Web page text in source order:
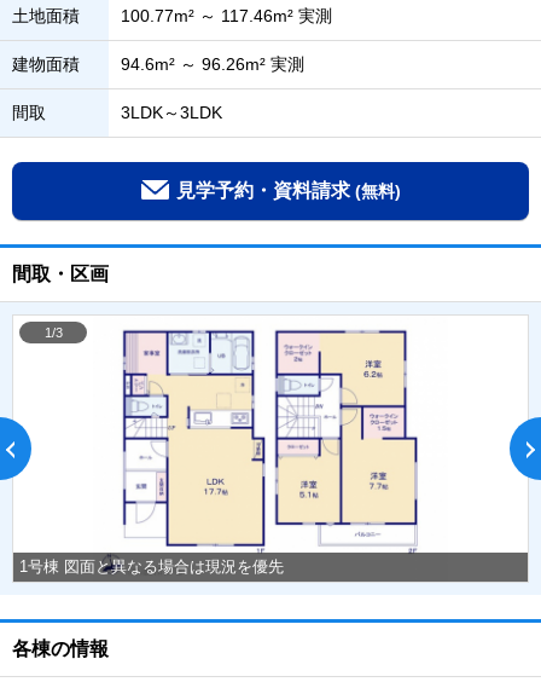
土地面積 100.77m² ～ 117.46m² 実測
建物面積 94.6m² ～ 96.26m² 実測
間取 3LDK～3LDK
見学予約・資料請求 (無料)
間取・区画
1号棟 図面と異なる場合は現況を優先
1/3
各棟の情報